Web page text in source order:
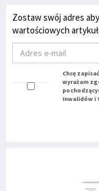
Zostaw swój adres
wartościowych
Chcę
wyrażam
Inwalidów i